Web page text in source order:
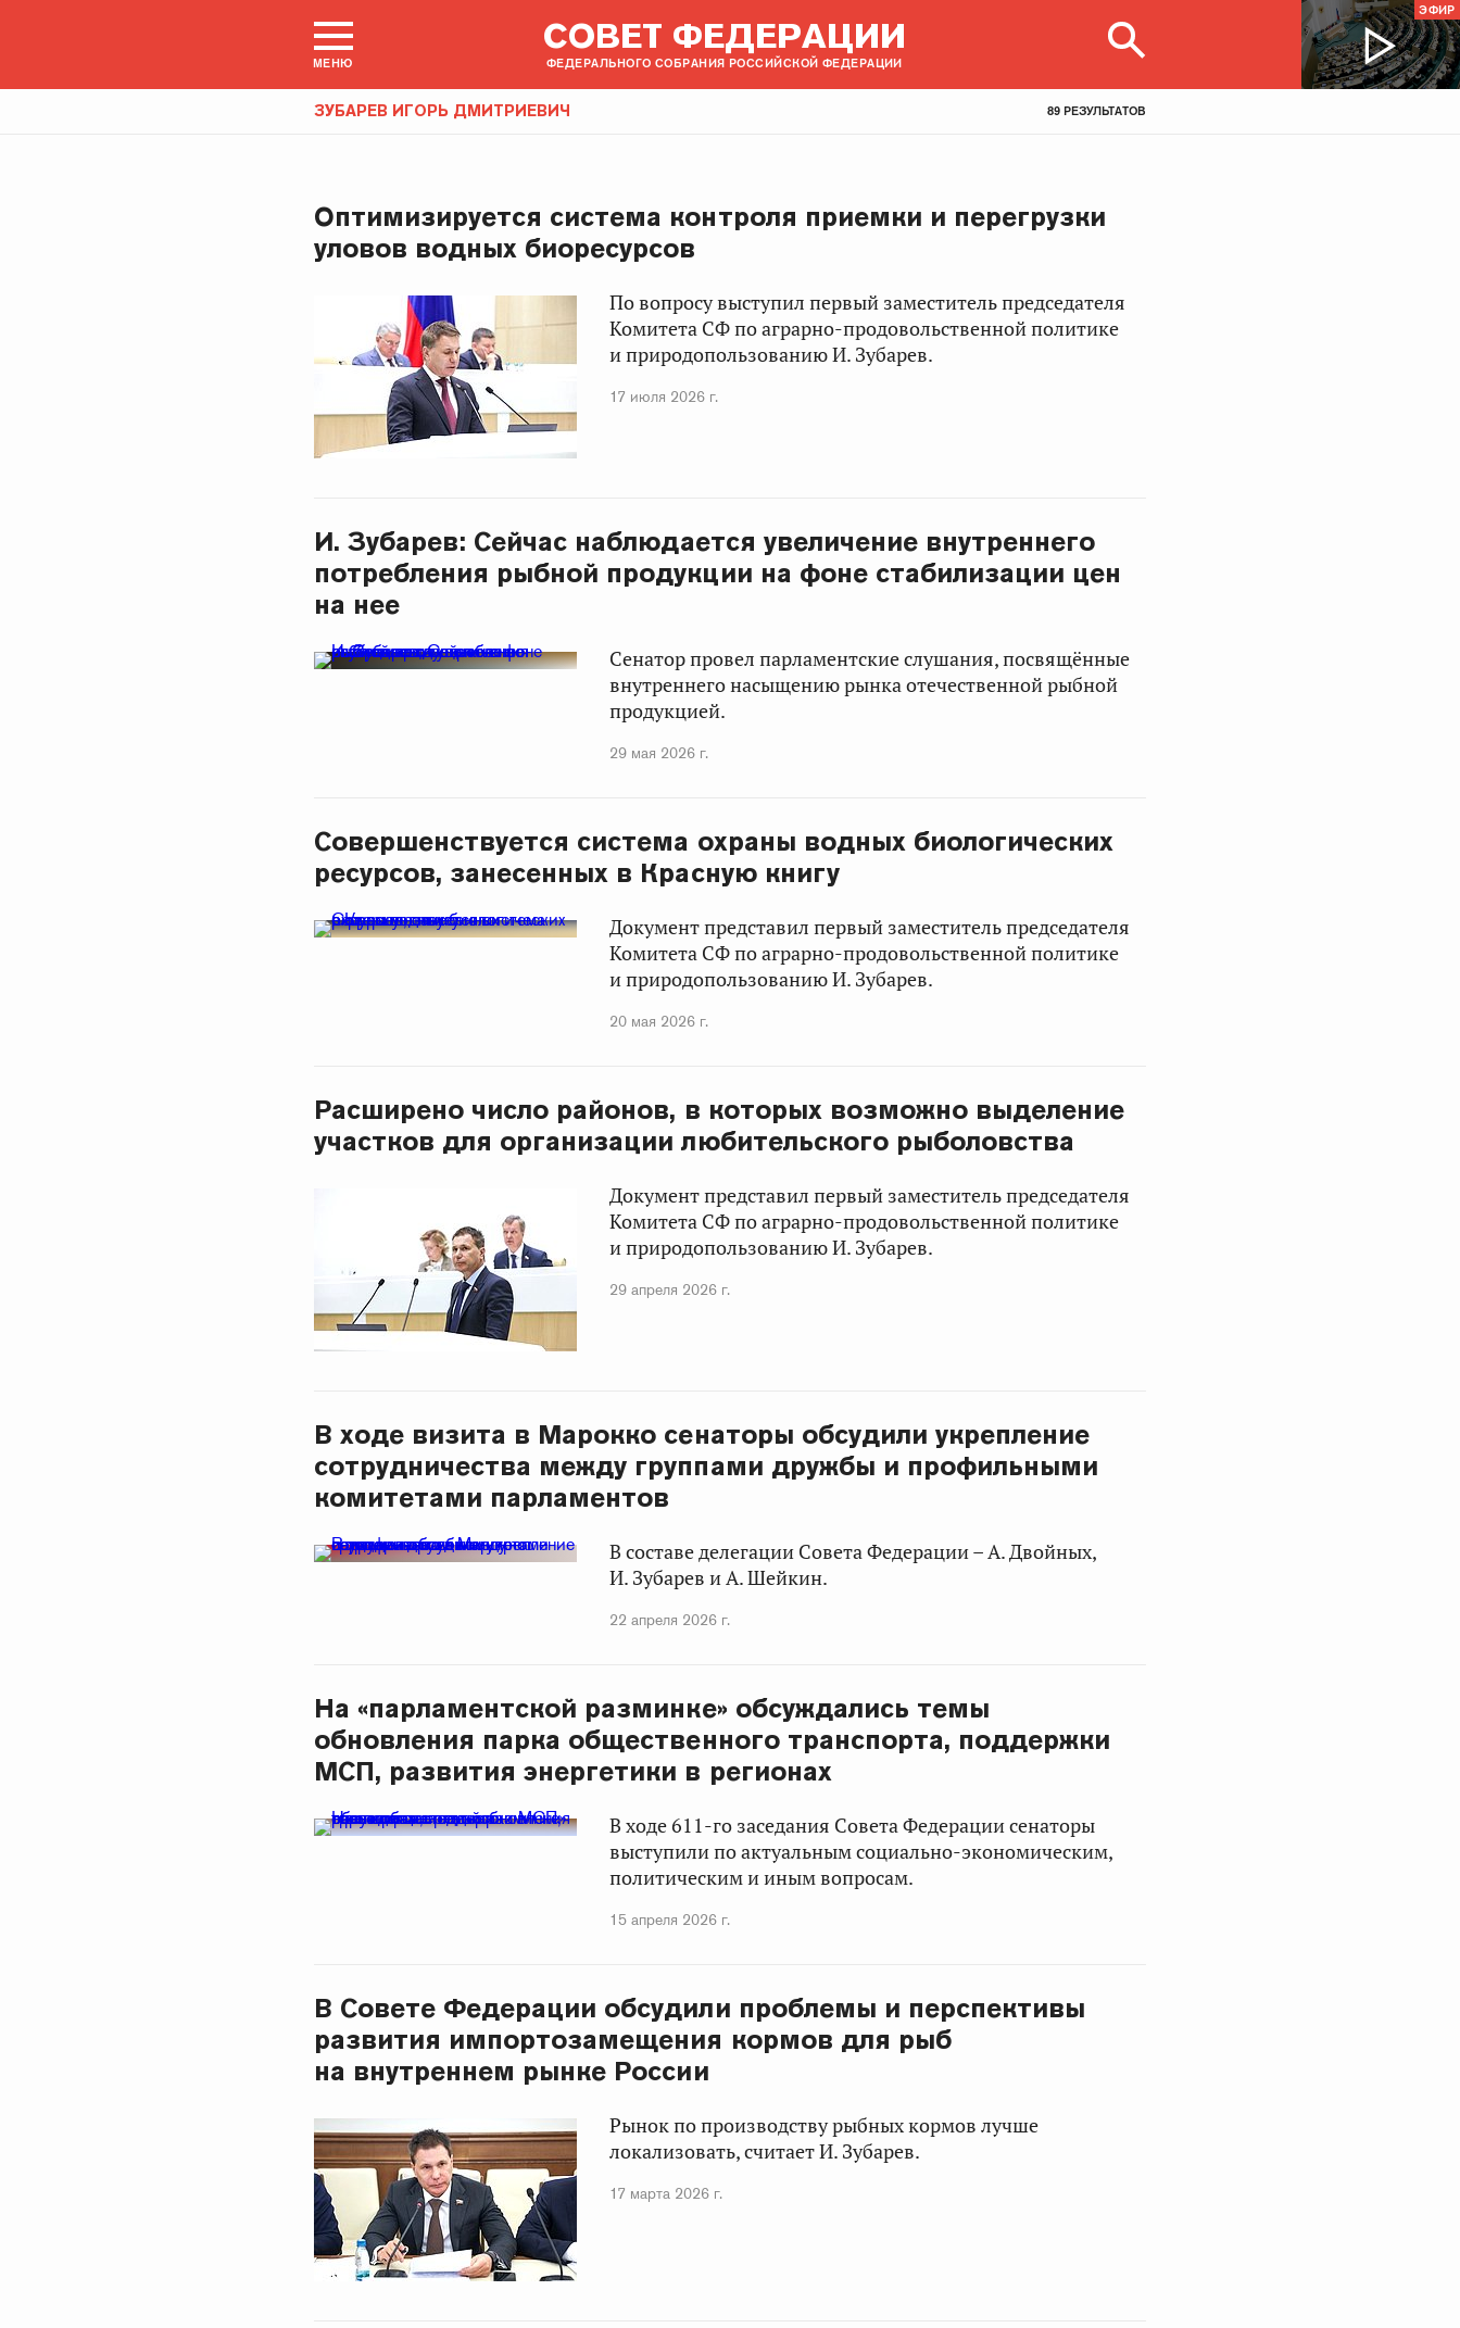
МЕНЮ
СОВЕТ ФЕДЕРАЦИИ
ФЕДЕРАЛЬНОГО СОБРАНИЯ РОССИЙСКОЙ ФЕДЕРАЦИИ
ЭФИР
ЗУБАРЕВ ИГОРЬ ДМИТРИЕВИЧ 89 РЕЗУЛЬТАТОВ
Оптимизируется система контроля приемки и перегрузки
уловов водных биоресурсов
По вопросу выступил первый заместитель председателя
Комитета СФ по аграрно-продовольственной политике
и природопользованию И. Зубарев.
17 июля 2026 г.
И. Зубарев: Сейчас наблюдается увеличение внутреннего
потребления рыбной продукции на фоне стабилизации цен
на нее
Сенатор провел парламентские слушания, посвящённые
внутреннего насыщению рынка отечественной рыбной
продукцией.
29 мая 2026 г.
Совершенствуется система охраны водных биологических
ресурсов, занесенных в Красную книгу
Документ представил первый заместитель председателя
Комитета СФ по аграрно-продовольственной политике
и природопользованию И. Зубарев.
20 мая 2026 г.
Расширено число районов, в которых возможно выделение
участков для организации любительского рыболовства
Документ представил первый заместитель председателя
Комитета СФ по аграрно-продовольственной политике
и природопользованию И. Зубарев.
29 апреля 2026 г.
В ходе визита в Марокко сенаторы обсудили укрепление
сотрудничества между группами дружбы и профильными
комитетами парламентов
В составе делегации Совета Федерации – А. Двойных,
И. Зубарев и А. Шейкин.
22 апреля 2026 г.
На «парламентской разминке» обсуждались темы
обновления парка общественного транспорта, поддержки
МСП, развития энергетики в регионах
В ходе 611-го заседания Совета Федерации сенаторы
выступили по актуальным социально-экономическим,
политическим и иным вопросам.
15 апреля 2026 г.
В Совете Федерации обсудили проблемы и перспективы
развития импортозамещения кормов для рыб
на внутреннем рынке России
Рынок по производству рыбных кормов лучше
локализовать, считает И. Зубарев.
17 марта 2026 г.